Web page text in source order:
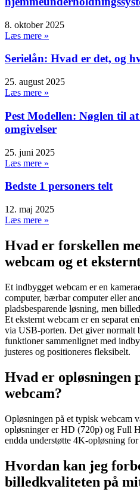
8. oktober 2025
Læs mere »
Serielån: Hvad er det, og
25. august 2025
Læs mere »
Pest Modellen: Nøglen til
omgivelser
25. juni 2025
Læs mere »
Bedste 1 personers telt
12. maj 2025
Læs mere »
Hvad er forskellen
webcam og et
Et indbygget webcam er en
computer, bærbar computer eller
pladsbesparende løsning, men
Et eksternt webcam er en separat
via USB-porten. Det giver normalt
funktioner sammenlignet med
justeres og positioneres fleksibelt.
Hvad er opløsningen
webcam?
Opløsningen på et typisk webcam
opløsninger er HD (720p) og Full
endda understøtte 4K-opløsning
Hvordan kan jeg
billedkvaliteten på